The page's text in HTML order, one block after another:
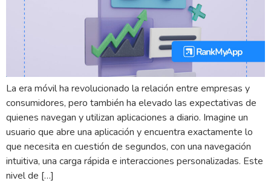
La era móvil ha revolucionado la relación entre empresas y
consumidores, pero también ha elevado las expectativas de
quienes navegan y utilizan aplicaciones a diario. Imagine un
usuario que abre una aplicación y encuentra exactamente lo
que necesita en cuestión de segundos, con una navegación
intuitiva, una carga rápida e interacciones personalizadas. Este
nivel de […]